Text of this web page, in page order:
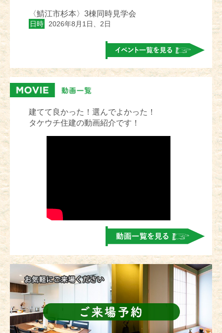
〈鯖江市杉本〉3棟同時見学会
日時 2026年8月1日、2日
建てて良かった！選んでよかった！
タケウチ住建の動画紹介です！